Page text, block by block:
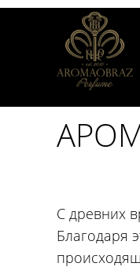
С древних
Благодаря